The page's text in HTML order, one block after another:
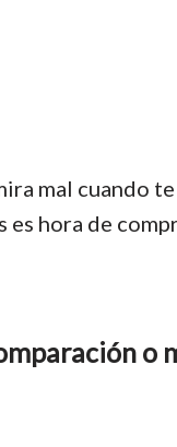
mal cuando
es hora de
o